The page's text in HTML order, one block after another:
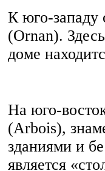
К юго-западу
(Ornan).
доме
На юго-
(Arbois),
зданиями и
является